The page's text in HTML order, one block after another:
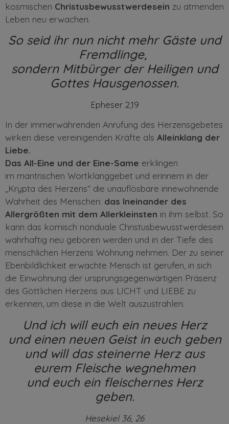
kosmischen Christusbewusstwerdesein zu atmenden
Leben neu erwachen.
So seid ihr nun nicht mehr Gäste und
Fremdlinge,
sondern Mitbürger der Heiligen und
Gottes Hausgenossen.
Epheser 2,19
In der immerwährenden Anrufung des Herzensgebetes
wirken diese vereinigenden Kräfte als Alleinklang der
Liebe.
Das All-Eine und der Eine-Same erklingen
im mantrischen Wortklanggebet und erinnern in der
„Krypta des Herzens“ die unauflösbare innewohnende
Wahrheit des Menschen: das Ineinander des
Allergrößten mit dem Allerkleinsten in ihm selbst. So
kann das komisch nonduale Christusbewusstwerdesein
wahrhaftig neu geboren werden und in der Tiefe des
menschlichen Herzens Wohnung nehmen. Der zu seiner
Ebenbildlichkeit erwachte Mensch ist gerufen, in sich
die Einwohnung der ursprungsgegenwärtigen Präsenz
des Göttlichen Herzens aus LICHT und LIEBE zu
erkennen, um diese in die Welt auszustrahlen.
Und ich will euch ein neues Herz
und einen neuen Geist in euch geben
und will das steinerne Herz aus
eurem Fleische wegnehmen
und euch ein fleischernes Herz
geben.
Hesekiel 36, 26